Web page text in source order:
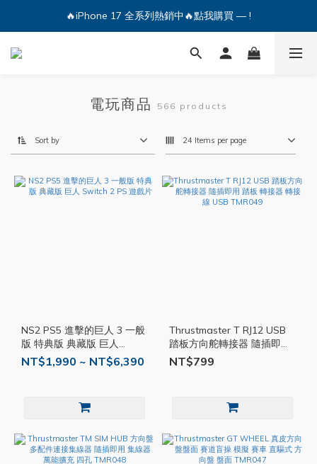
🔥iPhone 17 全系列熱銷中🔥點我購買 — !
🔥iPhone 17 全系列熱銷中🔥點我購買 — !
💕加入Q哥 Line 新好友領優惠券！🎫
電玩商品 566 products
Sort by 24 Items per page
NS2 PS5 進擊的巨人 3 一般
版 特典版 典藏版 巨人
Switch 2 PS 遊戲片
NT$1,990 ~ NT$6,390
Thrustmaster T RJ12 USB
踏板方向舵轉接器 隨插即用
踏板 轉接器 轉接線 USB
TMR049
NT$799